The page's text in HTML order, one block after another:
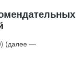
(далее —